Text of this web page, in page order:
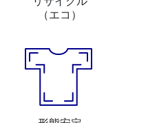
（エコ）